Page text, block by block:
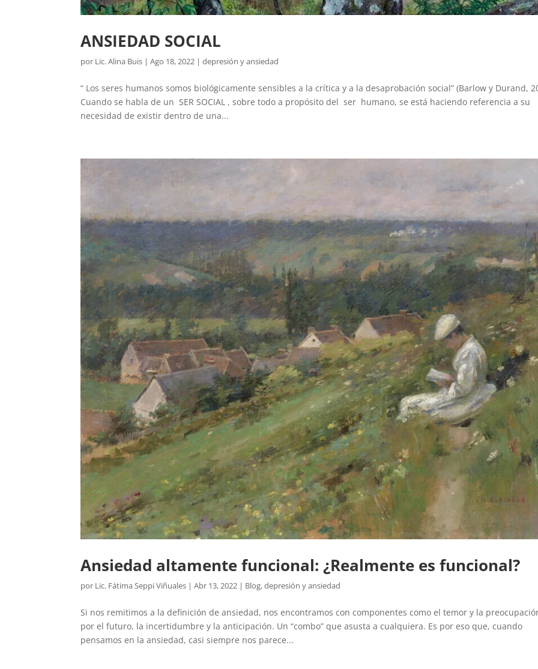
ANSIEDAD SOCIAL
por Lic. Alina Buis |Ago 18, 2022 |depresión y ansiedad
“ Los seres humanos somos biológicamente sensibles a la crítica y a la desaprobación social” (Barlow y Durand,
Cuando se habla de un SER SOCIAL , sobre todo a propósito del ser humano, se está haciendo referencia a su
necesidad de existir dentro de una...
Ansiedad altamente funcional: ¿Realmente es funcional?
por Lic. Fátima Seppi Viñuales |Abr 13, 2022 | Blog,depresión y ansiedad
Si nos remitimos a la definición de ansiedad, nos encontramos con componentes como el temor y la
por el futuro, la incertidumbre y la anticipación. Un “combo” que asusta a cualquiera. Es por eso que, cuando
pensamos en la ansiedad, casi siempre nos parece...